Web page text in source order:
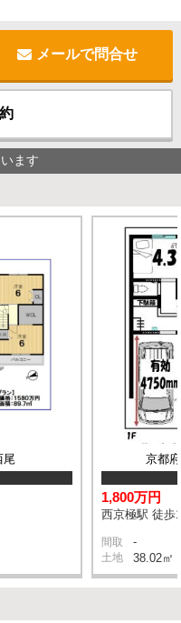
メールで問合せ
ます
尾 京都
1,800万円
西京極駅 徒歩
間取 -
土地 38.02㎡